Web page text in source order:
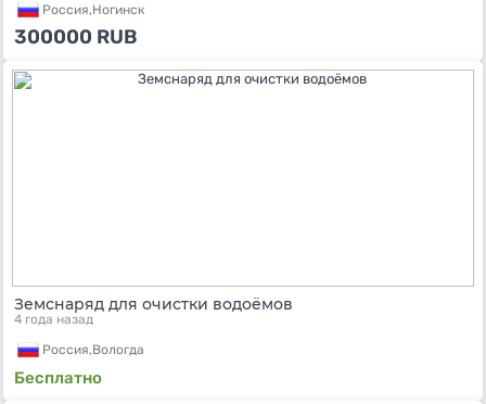
Россия,Ногинск
300000 RUB
Земснаряд для очистки водоёмов
4 года назад
Россия,Вологда
Бесплатно